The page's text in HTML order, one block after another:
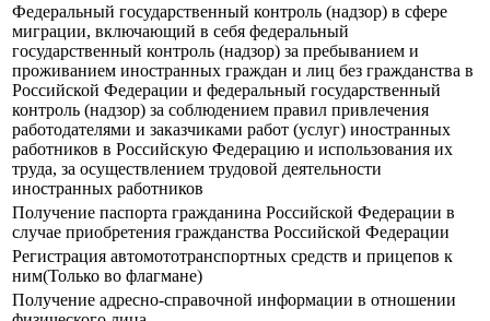
Федеральный государственный контроль (надзор) в сфере
миграции, включающий в себя федеральный
государственный контроль (надзор) за пребыванием и
проживанием иностранных граждан и лиц без гражданства в
Российской Федерации и федеральный государственный
контроль (надзор) за соблюдением правил привлечения
работодателями и заказчиками работ (услуг) иностранных
работников в Российскую Федерацию и использования их
труда, за осуществлением трудовой деятельности
иностранных работников
Получение паспорта гражданина Российской Федерации в
случае приобретения гражданства Российской Федерации
Регистрация автомототранспортных средств и прицепов к
ним(Только во флагмане)
Получение адресно-справочной информации в отношении